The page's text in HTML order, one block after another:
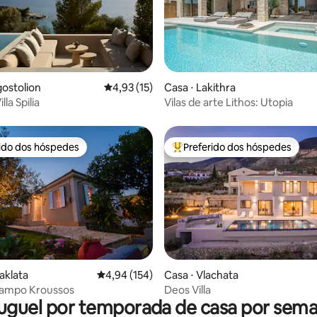
de 5, 59 avaliações4,93 de uma avaliação média de 5, 15
4,93 (15)
Spilia
Casa ⋅ Lakithra
Vilas de arte Lithos: Utopia
de 5, 26 avaliações
preferidos dos hóspedes
dos hóspedes
4,94 de uma avaliação média de 5, 154
4,94 (154)
Kroussos
Entre os melhores preferidos
Preferido dos hóspedes
Casa ⋅ Vlachata
Deos Villa
por temporada de casa por